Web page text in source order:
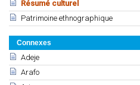
Résumé culturel
Patrimoine ethnographique
Connexes
Adeje
Arafo